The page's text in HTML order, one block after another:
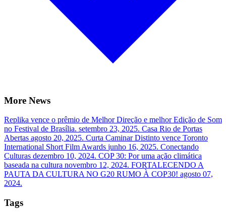
More News
Replika vence o prêmio de Melhor Direção e melhor Edição de Som
no Festival de Brasília. setembro 23, 2025. Casa Rio de Portas
Abertas agosto 20, 2025. Curta Caminar Distinto vence Toronto
International Short Film Awards junho 16, 2025. Conectando
Culturas dezembro 10, 2024. COP 30: Por uma ação climática
baseada na cultura novembro 12, 2024. FORTALECENDO A
PAUTA DA CULTURA NO G20 RUMO À COP30! agosto 07,
2024.
Tags